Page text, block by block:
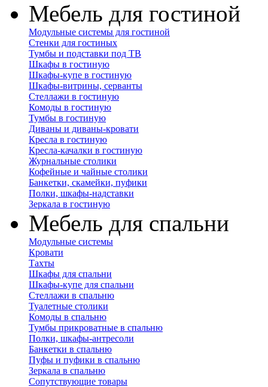
Мебель для гостиной
Модульные системы для гостиной
Стенки для гостиных
Тумбы и подставки под ТВ
Шкафы в гостиную
Шкафы-купе в гостиную
Шкафы-витрины, серванты
Стеллажи в гостиную
Комоды в гостиную
Тумбы в гостиную
Диваны и диваны-кровати
Кресла в гостиную
Кресла-качалки в гостиную
Журнальные столики
Кофейные и чайные столики
Банкетки, скамейки, пуфики
Полки, шкафы-надставки
Зеркала в гостиную
Мебель для спальни
Модульные системы
Кровати
Тахты
Шкафы для спальни
Шкафы-купе для спальни
Стеллажи в спальню
Туалетные столики
Комоды в спальню
Тумбы прикроватные в спальню
Полки, шкафы-антресоли
Банкетки в спальню
Пуфы и пуфики в спальню
Зеркала в спальню
Сопутствующие товары